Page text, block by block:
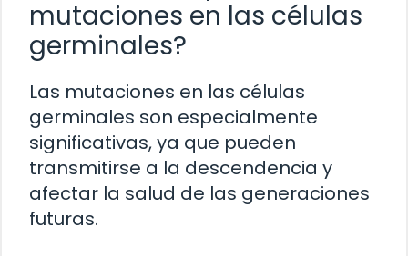
mutaciones en las células
germinales?
Las mutaciones en las células
germinales son especialmente
significativas, ya que pueden
transmitirse a la descendencia y
afectar la salud de las generaciones
futuras.